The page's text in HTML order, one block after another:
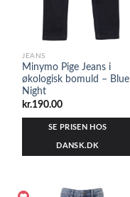
JEANS
Minymo Pige Jeans i
økologisk bomuld – Blue
Night
kr.190.00
SE PRISEN HOS
DANSK.DK